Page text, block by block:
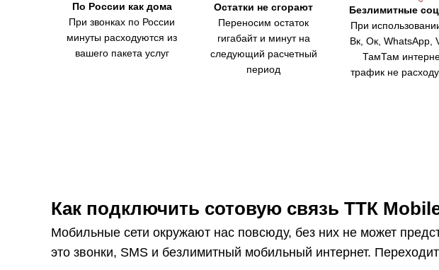
По России как дома
При звонках по России
минуты расходуются из
вашего пакета услуг
Остатки не сгорают
Переносим остаток
гигабайт и минут на
следующий расчетный
период
Безлимитные
При
Вк, Ок, WhatsApp,
ТамТам
трафик не
Как подключить сотовую связь ТТК
Мобильные сети окружают нас повсюду, без них не может
это звонки, SMS и безлимитный мобильный интернет.